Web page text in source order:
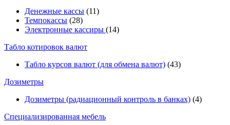
Денежные кассы (11)
Темпокассы (28)
Электронные кассиры (14)
Табло котировок валют
Табло курсов валют (для обмена валют) (43)
Дозиметры
Дозиметры (радиационный контроль в банках) (4)
Специализированная мебель